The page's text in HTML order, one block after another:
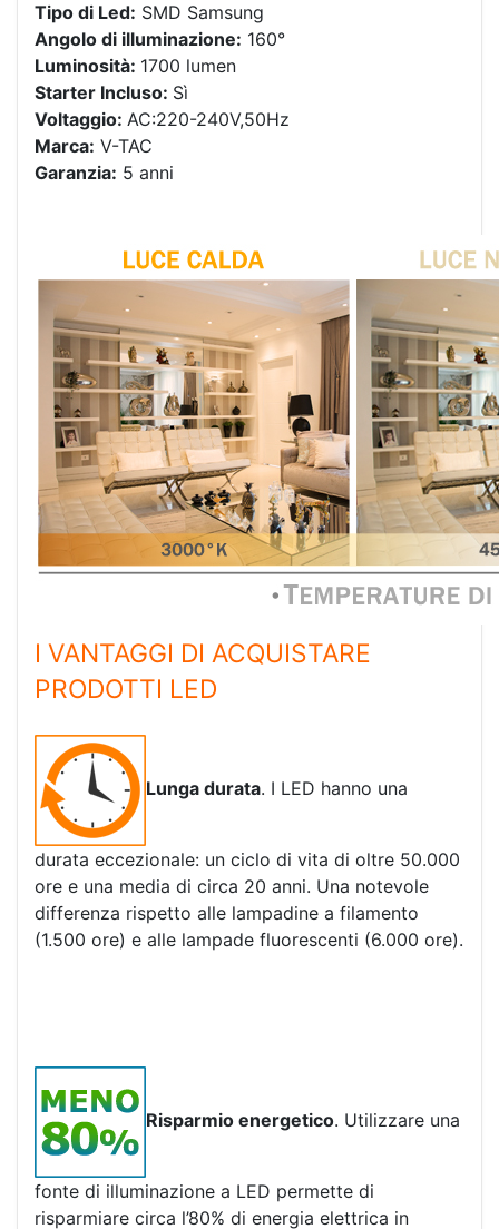
Tipo di Led: SMD Samsung
Angolo di illuminazione: 160°
Luminosità: 1700 lumen
Starter Incluso: Sì
Voltaggio: AC:220-240V,50Hz
Marca: V-TAC
Garanzia: 5 anni
I VANTAGGI DI ACQUISTARE
PRODOTTI LED
Lunga durata. I LED hanno una
durata eccezionale: un ciclo di vita di oltre 50.000
ore e una media di circa 20 anni. Una notevole
differenza rispetto alle lampadine a filamento
(1.500 ore) e alle lampade fluorescenti (6.000 ore).
Risparmio energetico. Utilizzare una
fonte di illuminazione a LED permette di
risparmiare circa l’80% di energia elettrica in